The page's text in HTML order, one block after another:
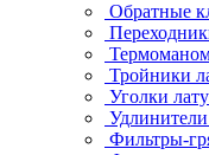
Обратные
Тройники
Уголки
Фильтры-